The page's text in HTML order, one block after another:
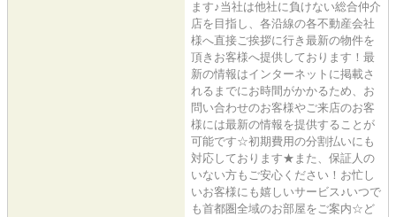
ます♪当社は他社に負けない総合仲介
店を目指し、各沿線の各不動産会社
様へ直接ご挨拶に行き最新の物件を
頂きお客様へ提供しております！最
新の情報はインターネットに掲載さ
れるまでにお時間がかかるため、お
問い合わせのお客様やご来店のお客
様には最新の情報を提供することが
可能です☆初期費用の分割払いにも
対応しております★また、保証人の
いない方もご安心ください！お忙し
いお客様にも嬉しいサービス♪いつで
も首都圏全域のお部屋をご案内☆ど